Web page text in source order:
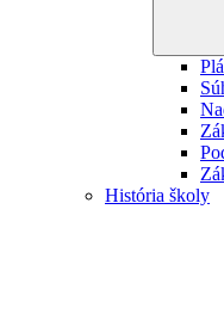
História školy